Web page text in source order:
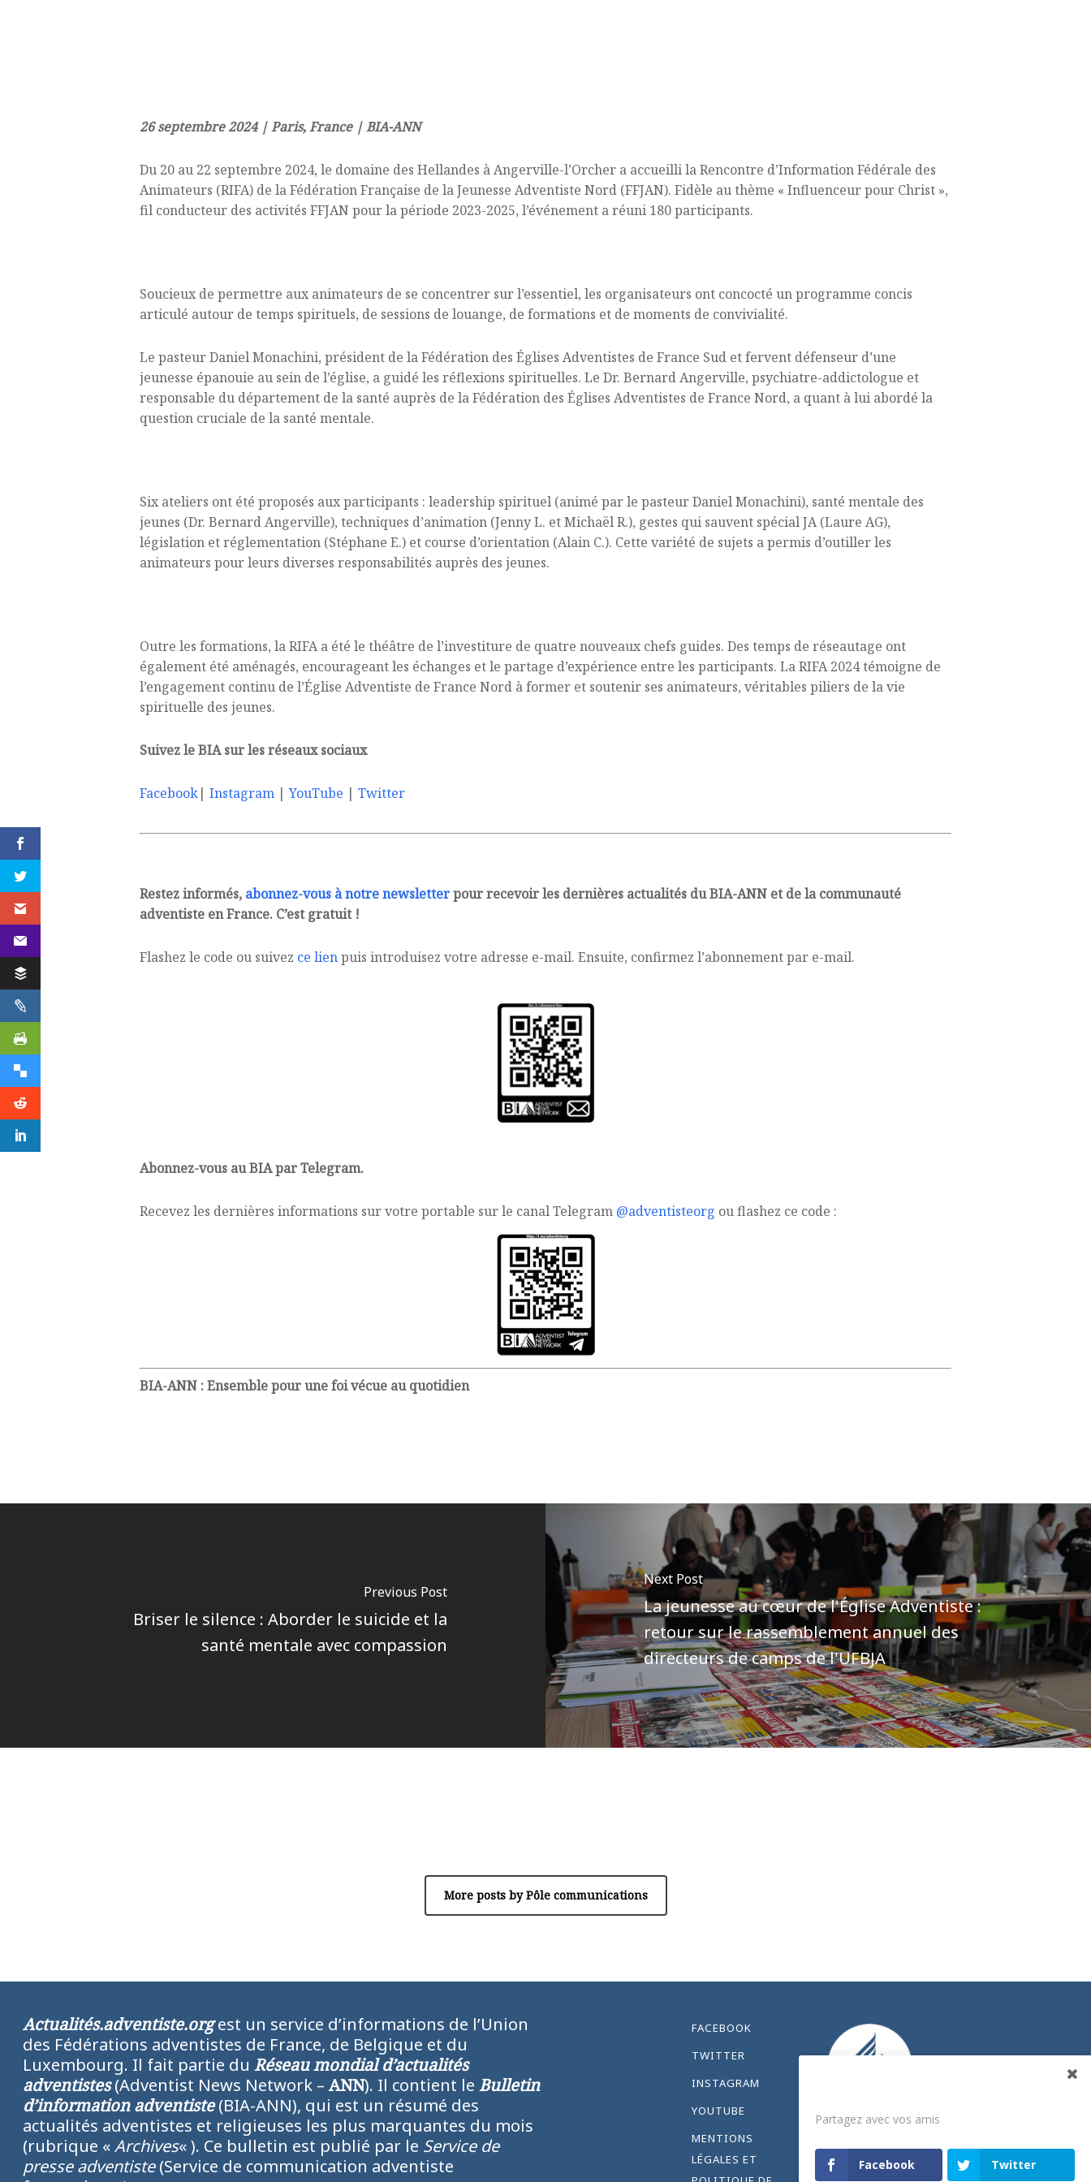
26 septembre 2024 | Paris, France | BIA-ANN
Du 20 au 22 septembre 2024, le domaine des Hellandes à Angerville-l’Orcher a accueilli la Rencontre d’Information Fédérale des
Animateurs (RIFA) de la Fédération Française de la Jeunesse Adventiste Nord (FFJAN). Fidèle au thème « Influenceur pour Christ »,
fil conducteur des activités FFJAN pour la période 2023-2025, l’événement a réuni 180 participants.
Soucieux de permettre aux animateurs de se concentrer sur l’essentiel, les organisateurs ont concocté un programme concis
articulé autour de temps spirituels, de sessions de louange, de formations et de moments de convivialité.
Le pasteur Daniel Monachini, président de la Fédération des Églises Adventistes de France Sud et fervent défenseur d’une
jeunesse épanouie au sein de l’église, a guidé les réflexions spirituelles. Le Dr. Bernard Angerville, psychiatre-addictologue et
responsable du département de la santé auprès de la Fédération des Églises Adventistes de France Nord, a quant à lui abordé la
question cruciale de la santé mentale.
Six ateliers ont été proposés aux participants : leadership spirituel (animé par le pasteur Daniel Monachini), santé mentale des
jeunes (Dr. Bernard Angerville), techniques d’animation (Jenny L. et Michaël R.), gestes qui sauvent spécial JA (Laure AG),
législation et réglementation (Stéphane E.) et course d’orientation (Alain C.). Cette variété de sujets a permis d’outiller les
animateurs pour leurs diverses responsabilités auprès des jeunes.
Outre les formations, la RIFA a été le théâtre de l’investiture de quatre nouveaux chefs guides. Des temps de réseautage ont
également été aménagés, encourageant les échanges et le partage d’expérience entre les participants. La RIFA 2024 témoigne de
l’engagement continu de l’Église Adventiste de France Nord à former et soutenir ses animateurs, véritables piliers de la vie
spirituelle des jeunes.
Suivez le BIA sur les réseaux sociaux
Facebook| Instagram |YouTube | Twitter
Restez informés, abonnez-vous à notre newsletterpour recevoir les dernières actualités du BIA-ANN et de la communauté
adventiste en France. C’est gratuit !
Flashez le code ou suivez ce lienpuis introduisez votre adresse e-mail. Ensuite, confirmez l’abonnement par e-mail.
Abonnez-vous au BIA par Telegram.
Recevez les dernières informations sur votre portable sur le canal Telegram @adventisteorg ou flashez ce code :
BIA-ANN : Ensemble pour une foi vécue au quotidien
Previous Post
Briser le silence : Aborder le suicide et la
santé mentale avec compassion
Next Post
La jeunesse au cœur de l'Église Adventiste :
retour sur le rassemblement annuel des
directeurs de camps de l'UFBJA
More posts by Pôle communications
Actualités.adventiste.orgest un service d’informations de l’Union
des Fédérations adventistes de France, de Belgique et du
Luxembourg. Il fait partie du Réseau mondial d’actualités
adventistes(Adventist News Network – ANN). Il contient le Bulletin
d’information adventiste(BIA-ANN), qui est un résumé des
actualités adventistes et religieuses les plus marquantes du mois
(rubrique «Archives« ). Ce bulletin est publié par le Service de
presse adventiste(Service de communication adventiste
FACEBOOK
TWITTER
INSTAGRAM
YOUTUBE
MENTIONS
LÉGALES ET
Partagez avec vos amis
Facebook Twitter